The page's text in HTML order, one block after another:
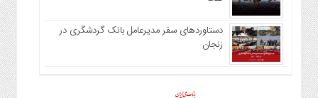
دستاوردهای سفر مدیرعامل بانک گردشگری در
زنجان